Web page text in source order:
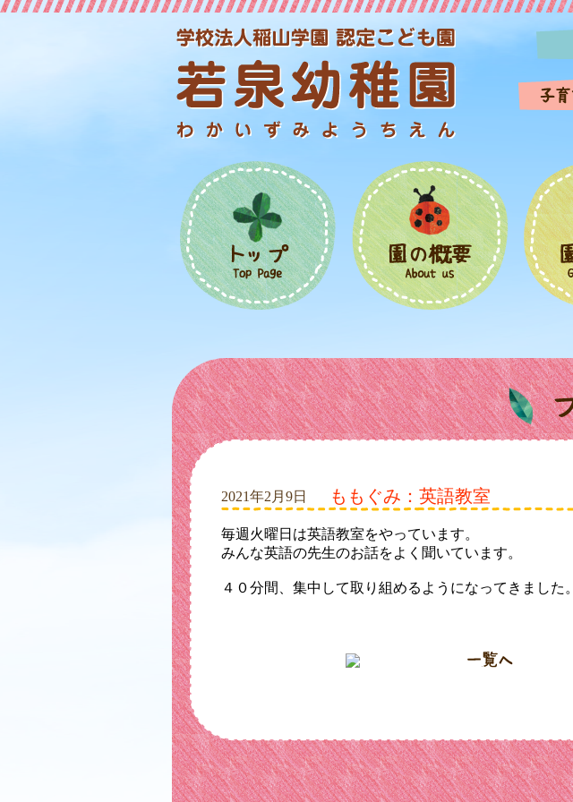
2021年2月9日 ももぐみ：英語教室
毎週火曜日は英語教室をやっています。
みんな英語の先生のお話をよく聞いています。
４０分間、集中して取り組めるようになってきました。